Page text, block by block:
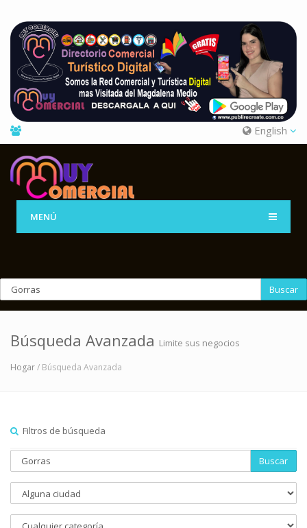
English
MENÚ
Buscar
Búsqueda Avanzada Limite sus negocios
Hogar/ Búsqueda Avanzada
Filtros de búsqueda
Buscar